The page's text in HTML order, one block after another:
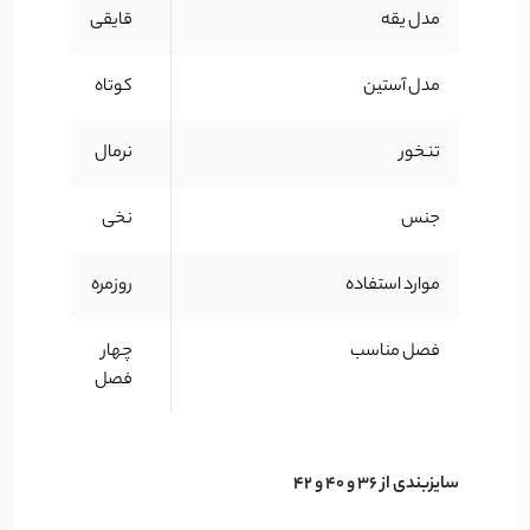
مدل یقه قایقی
مدل آستین کوتاه
تنخور نرمال
جنس نخی
موارد استفاده روزمره
فصل مناسب
چهار
فصل
سایزبندی از 36 و 40 و 42